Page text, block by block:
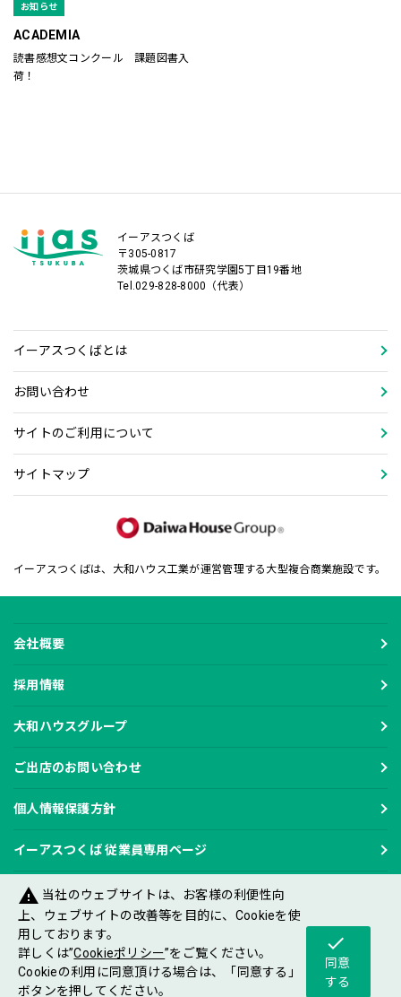
お知らせ
ACADEMIA
読書感想文コンクール 課題図書入
荷！
イーアスつくば
〒305-0817
茨城県つくば市研究学園5丁目19番地
Tel.029-828-8000（代表）
イーアスつくばとは
お問い合わせ
サイトのご利用について
サイトマップ
イーアスつくばは、大和ハウス工業が運営管理する大型複合商業施設です。
会社概要
採用情報
大和ハウスグループ
ご出店のお問い合わせ
個人情報保護方針
イーアスつくば 従業員専用ページ
All rights reserved.
warning 当社のウェブサイトは、お客様の利便性向
上、ウェブサイトの改善等を目的に、Cookieを使
用しております。
詳しくは”Cookieポリシー”をご覧ください。
Cookieの利用に同意頂ける場合は、「同意する」
ボタンを押してください。
check
同意
する